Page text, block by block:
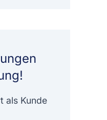
als Kunde